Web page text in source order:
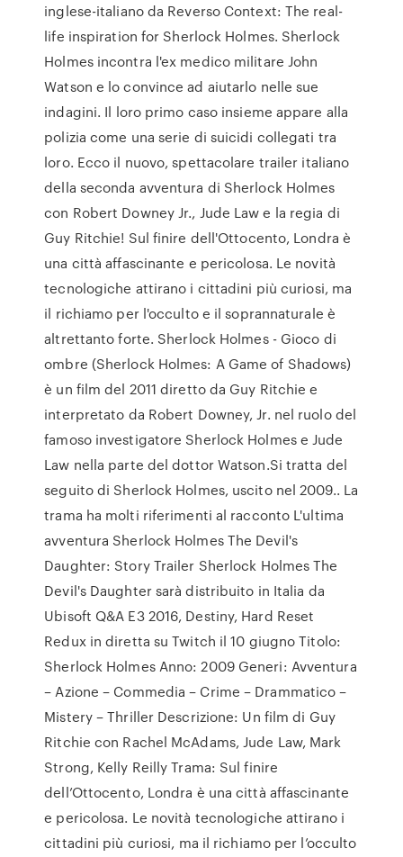
inglese-italiano da Reverso Context: The real-
life inspiration for Sherlock Holmes. Sherlock
Holmes incontra l'ex medico militare John
Watson e lo convince ad aiutarlo nelle sue
indagini. Il loro primo caso insieme appare alla
polizia come una serie di suicidi collegati tra
loro. Ecco il nuovo, spettacolare trailer italiano
della seconda avventura di Sherlock Holmes
con Robert Downey Jr., Jude Law e la regia di
Guy Ritchie! Sul finire dell'Ottocento, Londra è
una città affascinante e pericolosa. Le novità
tecnologiche attirano i cittadini più curiosi, ma
il richiamo per l'occulto e il soprannaturale è
altrettanto forte. Sherlock Holmes - Gioco di
ombre (Sherlock Holmes: A Game of Shadows)
è un film del 2011 diretto da Guy Ritchie e
interpretato da Robert Downey, Jr. nel ruolo del
famoso investigatore Sherlock Holmes e Jude
Law nella parte del dottor Watson.Si tratta del
seguito di Sherlock Holmes, uscito nel 2009.. La
trama ha molti riferimenti al racconto L'ultima
avventura Sherlock Holmes The Devil's
Daughter: Story Trailer Sherlock Holmes The
Devil's Daughter sarà distribuito in Italia da
Ubisoft Q&A E3 2016, Destiny, Hard Reset
Redux in diretta su Twitch il 10 giugno Titolo:
Sherlock Holmes Anno: 2009 Generi: Avventura
– Azione – Commedia – Crime – Drammatico –
Mistery – Thriller Descrizione: Un film di Guy
Ritchie con Rachel McAdams, Jude Law, Mark
Strong, Kelly Reilly Trama: Sul finire
dell’Ottocento, Londra è una città affascinante
e pericolosa. Le novità tecnologiche attirano i
cittadini più curiosi, ma il richiamo per l’occulto